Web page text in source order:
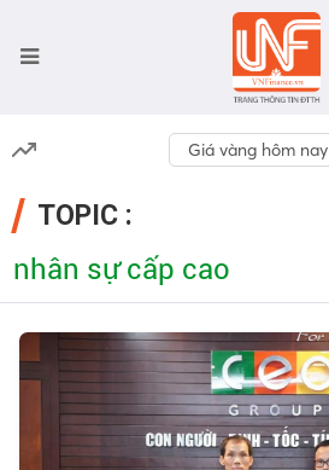
Giá vàng hôm nay
TOPIC :
nhân sự cấp cao